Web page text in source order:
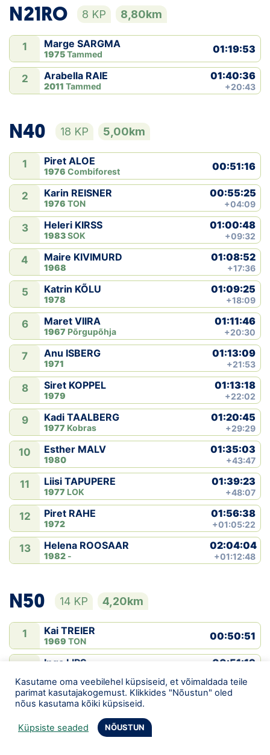
N21RO 8 KP 8,80km
1 Marge SARGMA
1975Tammed 01:19:53
2 Arabella RAIE
2011 Tammed
01:40:36
+20:43
N40 18 KP 5,00km
1 Piret ALOE
1976 Combiforest 00:51:16
2 Karin REISNER
1976 TON
00:55:25
+04:09
3 Heleri KIRSS
1983SOK
01:00:48
+09:32
4 Maire KIVIMURD
1968
01:08:52
+17:36
5 Katrin KÕLU
1978
01:09:25
+18:09
6 Maret VIIRA
1967 Põrgupõhja
01:11:46
+20:30
7 Anu ISBERG
1971
01:13:09
+21:53
8 Siret KOPPEL
1979
01:13:18
+22:02
9 Kadi TAALBERG
1977 Kobras
01:20:45
+29:29
10 Esther MALV
1980
01:35:03
+43:47
11 Liisi TAPUPERE
1977 LOK
01:39:23
+48:07
12 Piret RAHE
1972
01:56:38
+01:05:22
13 Helena ROOSAAR
1982 -
02:04:04
+01:12:48
N50 14 KP 4,20km
1 Kai TREIER
1969 TON 00:50:51
Inga LIPS 00:51:19
3 Margit MÄLTER
1971
00:51:46
4 Rita SINIVÄLI
Kasutame oma veebilehel küpsiseid, et võimaldada teile
parimat kasutajakogemust. Klikkides "Nõustun" oled
nõus kasutama kõiki küpsiseid.
Küpsiste seaded NÕUSTUN